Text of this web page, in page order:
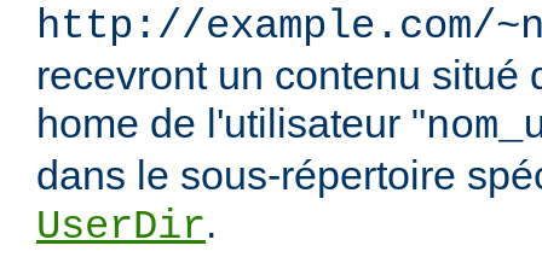
http://example.com/
recevront un contenu situé
home de l'utilisateur "
dans le sous-répertoire
UserDir.